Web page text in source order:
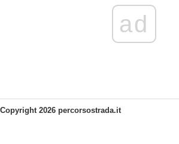
ad
Copyright 2026 percorsostrada.it